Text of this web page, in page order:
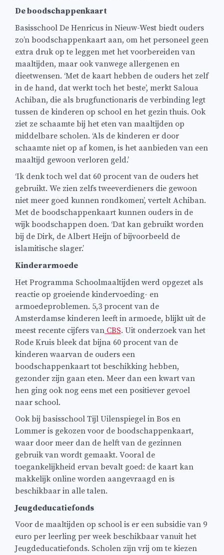
De boodschappenkaart
Basisschool De Henricus in Nieuw-West biedt ouders
zo’n boodschappenkaart aan, om het personeel geen
extra druk op te leggen met het voorbereiden van
maaltijden, maar ook vanwege allergenen en
dieetwensen. ‘Met de kaart hebben de ouders het zelf
in de hand, dat werkt toch het beste’, merkt Saloua
Achiban, die als brugfunctionaris de verbinding legt
tussen de kinderen op school en het gezin thuis. Ook
ziet ze schaamte bij het eten van maaltijden op
middelbare scholen. ‘Als de kinderen er door
schaamte niet op af komen, is het aanbieden van een
maaltijd gewoon verloren geld.’
‘Ik denk toch wel dat 60 procent van de ouders het
gebruikt. We zien zelfs tweeverdieners die gewoon
niet meer goed kunnen rondkomen’, vertelt Achiban.
Met de boodschappenkaart kunnen ouders in de
wijk boodschappen doen. ‘Dat kan gebruikt worden
bij de Dirk, de Albert Heijn of bijvoorbeeld de
islamitische slager.’
Kinderarmoede
Het Programma Schoolmaaltijden werd opgezet als
reactie op groeiende kindervoeding- en
armoedeproblemen. 5,3 procent van de
Amsterdamse kinderen leeft in armoede, blijkt uit de
meest recente cijfers van CBS. Uit onderzoek van het
Rode Kruis bleek dat bijna 60 procent van de
kinderen waarvan de ouders een
boodschappenkaart tot beschikking hebben,
gezonder zijn gaan eten. Meer dan een kwart van
hen ging ook nog eens met een positiever gevoel
naar school.
Ook bij basisschool Tijl Uilenspiegel in Bos en
Lommer is gekozen voor de boodschappenkaart,
waar door meer dan de helft van de gezinnen
gebruik van wordt gemaakt. Vooral de
toegankelijkheid ervan bevalt goed: de kaart kan
makkelijk online worden aangevraagd en is
beschikbaar in alle talen.
Jeugdeducatiefonds
Voor de maaltijden op school is er een subsidie van 9
euro per leerling per week beschikbaar vanuit het
Jeugdeducatiefonds. Scholen zijn vrij om te kiezen